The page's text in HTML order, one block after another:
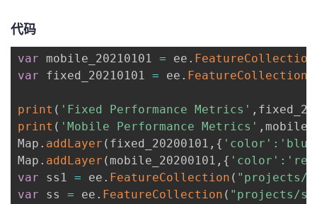
代码
var mobile_20210101 = ee . FeatureCollection
var fixed_20210101 = ee . FeatureCollection
print ( 'Fixed Performance Metrics' ,
print ( 'Mobile Performance Metrics' ,
Map . addLayer ( fixed_20200101 , { 'color' :
Map . addLayer ( mobile_20200101 , { 'color' :
var ss1 = ee . FeatureCollection ( "projects/
var ss = ee . FeatureCollection ( "projects/